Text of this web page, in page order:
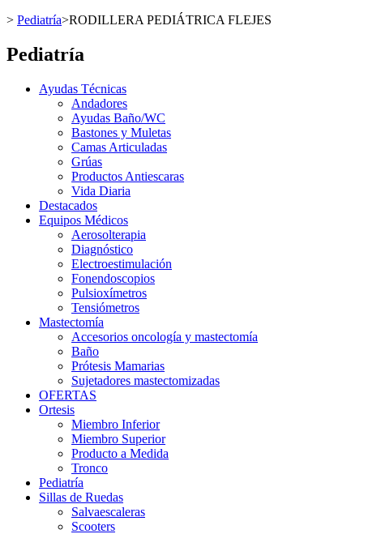
> Pediatría>RODILLERA PEDIÁTRICA FLEJES
Pediatría
Ayudas Técnicas
Andadores
Ayudas Baño/WC
Bastones y Muletas
Camas Articuladas
Grúas
Productos Antiescaras
Vida Diaria
Destacados
Equipos Médicos
Aerosolterapia
Diagnóstico
Electroestimulación
Fonendoscopios
Pulsioxímetros
Tensiómetros
Mastectomía
Accesorios oncología y mastectomía
Baño
Prótesis Mamarias
Sujetadores mastectomizadas
OFERTAS
Ortesis
Miembro Inferior
Miembro Superior
Producto a Medida
Tronco
Pediatría
Sillas de Ruedas
Salvaescaleras
Scooters